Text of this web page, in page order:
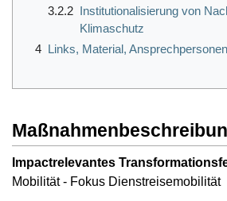
3.2.2 Institutionalisierung von
Klimaschutz
4 Links, Material, Ansprechpersonen
Impactrelevantes
Mobilität - Fokus Dienstreisemobilität